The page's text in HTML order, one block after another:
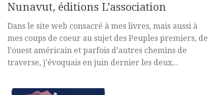
Nunavut, éditions L’association
Dans le site web consacré à mes livres, mais aussi à
mes coups de coeur au sujet des Peuples premiers, de
l’ouest américain et parfois d’autres chemins de
traverse, j’évoquais en juin dernier les deux...